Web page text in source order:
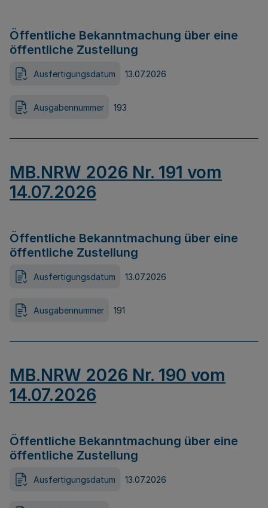
Öffentliche Bekanntmachung über eine
öffentliche Zustellung
Ausfertigungsdatum 13.07.2026
Ausgabennummer 193
MB.NRW 2026 Nr. 191 vom
14.07.2026
Öffentliche Bekanntmachung über eine
öffentliche Zustellung
Ausfertigungsdatum 13.07.2026
Ausgabennummer 191
MB.NRW 2026 Nr. 190 vom
14.07.2026
Öffentliche Bekanntmachung über eine
öffentliche Zustellung
Ausfertigungsdatum 13.07.2026